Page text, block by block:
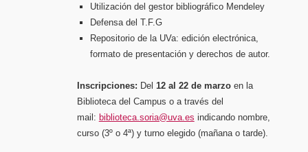
Utilización del gestor bibliográfico Mendeley
Defensa del T.F.G
Repositorio de la UVa: edición electrónica,
formato de presentación y derechos de autor.
Inscripciones: Del 12 al 22 de marzoen la
Biblioteca del Campus o a través del
mail: biblioteca.soria@uva.es indicando nombre,
curso (3º o 4ª) y turno elegido (mañana o tarde).